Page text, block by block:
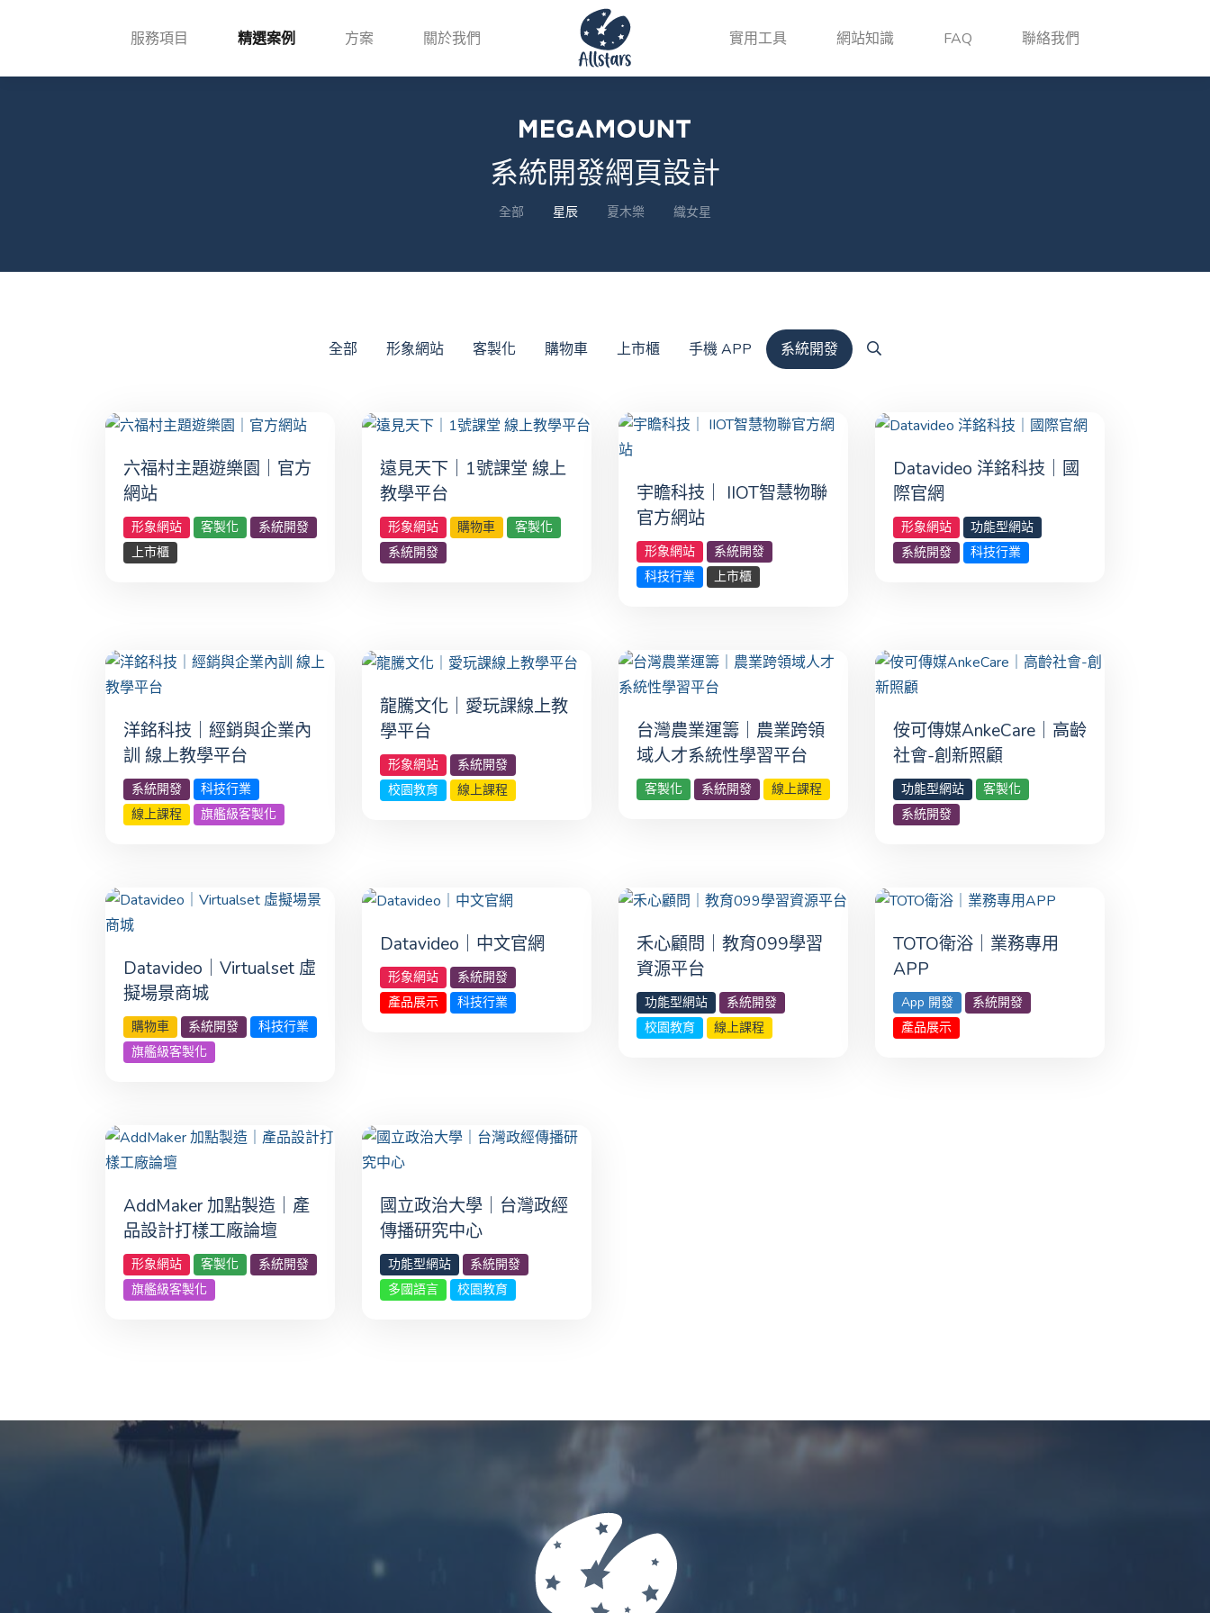
服務項目 精選案例 方案 關於我們 實用工具 網站知識 FAQ 聯絡我們
系統開發網頁設計
全部 星辰 夏木樂 織女星
全部 形象網站 客製化 購物車 上市櫃 手機 APP 系統開發
六福村主題遊樂園｜官方
網站
形象網站 客製化
系統開發
上市櫃
遠見天下｜1號課堂 線上
教學平台
形象網站 購物車
客製化
系統開發
宇瞻科技｜ IIOT智慧物聯
官方網站
形象網站
系統開發
科技行業
上市櫃
Datavideo 洋銘科技｜國
際官網
形象網站
功能型網站
系統開發
科技行業
洋銘科技｜經銷與企業內
訓 線上教學平台
系統開發
科技行業
線上課程
旗艦級客製化
龍騰文化｜愛玩課線上教
學平台
形象網站
系統開發
校園教育
線上課程
台灣農業運籌｜農業跨領
域人才系統性學習平台
客製化 系統開發 線上課程
侒可傳媒AnkeCare｜高齡
社會-創新照顧
功能型網站
客製化
系統開發
Datavideo｜Virtualset 虛
擬場景商城
購物車 系統開發
科技行業
旗艦級客製化
Datavideo｜中文官網
形象網站
系統開發
產品展示
科技行業
禾心顧問｜教育099學習
資源平台
功能型網站
系統開發
校園教育
線上課程
TOTO衛浴｜業務專用‎
APP
App 開發
系統開發
產品展示
AddMaker 加點製造｜產
品設計打樣工廠論壇
形象網站 客製化
系統開發
旗艦級客製化
國立政治大學｜台灣政經
傳播研究中心
功能型網站
系統開發
多國語言
校園教育